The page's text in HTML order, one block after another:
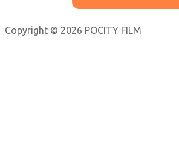
Copyright © 2026 POCITY FILM